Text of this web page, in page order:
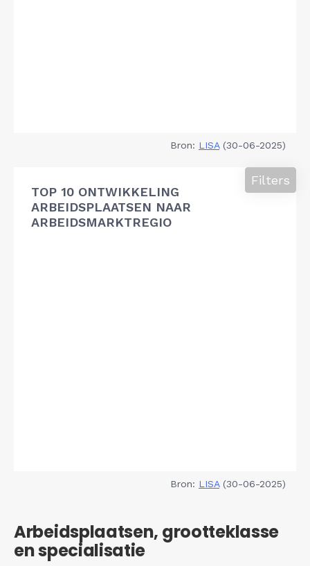
Bron: LISA(30-06-2025)
TOP 10 ONTWIKKELING
ARBEIDSPLAATSEN NAAR
ARBEIDSMARKTREGIO
Filters
Bron: LISA(30-06-2025)
Arbeidsplaatsen, grootteklasse
en specialisatie